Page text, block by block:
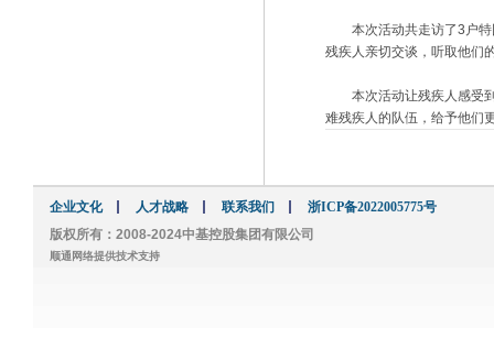
本次活动共走访了3户特
残疾人亲切交谈，听取他们
本次活动让残疾人感受到
难残疾人的队伍，给予他们
企业文化 人才战略 联系我们
浙ICP备2022005775号
版权所有：2008-2024中基控股集团有限公司
顺通网络提供技术支持